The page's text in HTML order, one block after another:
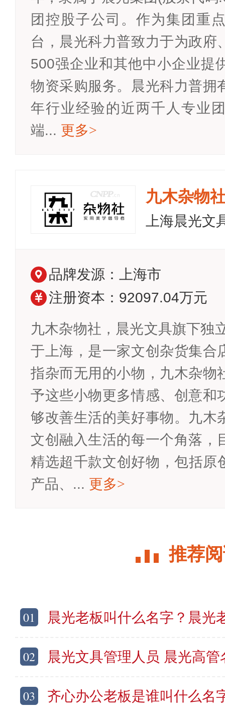
团控股子公司。作为集团重
台，晨光科力普致力于为政府
500强企业和其他中小企业提
物资采购服务。晨光科力普拥
年行业经验的近两千人专业
端... 更多>
九木杂物
上海晨光文
品牌发源：上海市
注册资本：92097.04万元
九木杂物社，晨光文具旗下独
于上海，是一家文创杂货集合
指杂而无用的小物，九木杂物
予这些小物更多情感、创意和
够改善生活的美好事物。九木
文创融入生活的每一个角落，
精选超千款文创好物，包括原
产品、... 更多>
推荐
01 晨光老板叫什么名字？晨光老总是谁
02 晨光文具管理人员 晨光高
03 齐心办公老板是谁叫什么名字？